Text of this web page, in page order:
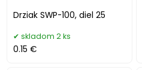
Drziak SWP-100, diel 25
skladom 2 ks
0.15 €